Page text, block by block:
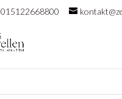
015122668800